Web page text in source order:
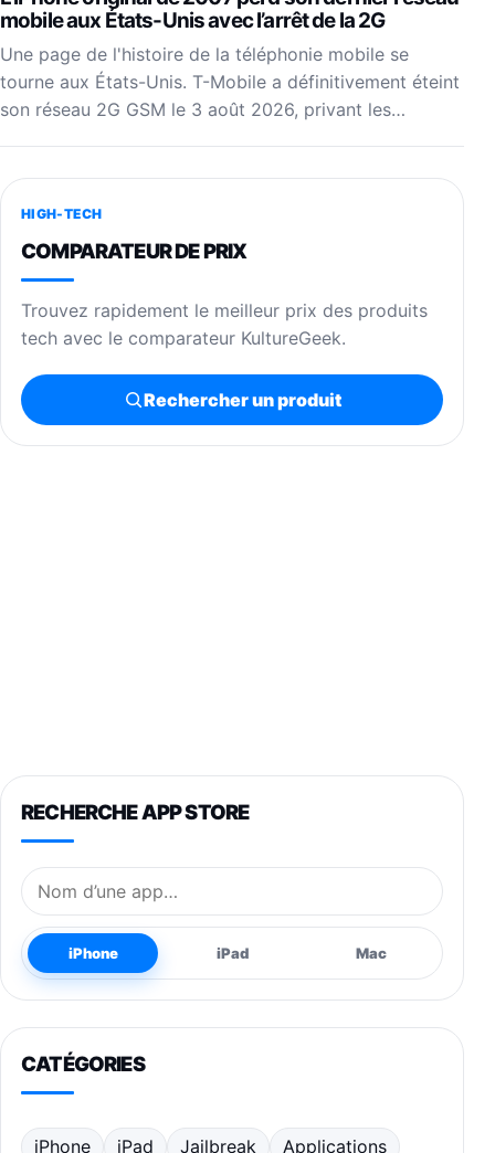
mobile aux États-Unis avec l’arrêt de la 2G
Une page de l'histoire de la téléphonie mobile se
tourne aux États-Unis. T-Mobile a définitivement éteint
son réseau 2G GSM le 3 août 2026, privant les…
HIGH-TECH
COMPARATEUR DE PRIX
Trouvez rapidement le meilleur prix des produits
tech avec le comparateur KultureGeek.
Rechercher un produit
RECHERCHE APP STORE
Nom de l’application
iPhone iPad Mac
CATÉGORIES
iPhone iPad Jailbreak Applications